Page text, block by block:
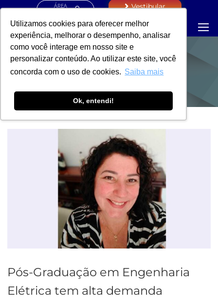
Utilizamos cookies para oferecer melhor
experiência, melhorar o desempenho, analisar
como você interage em nosso site e
personalizar conteúdo. Ao utilizar este site, você
concorda com o uso de cookies. Saiba mais
Ok, entendi!
ÁREA
Vestibular
NOTÍCIAS
Pós-Graduação em Engenharia
Elétrica tem alta demanda